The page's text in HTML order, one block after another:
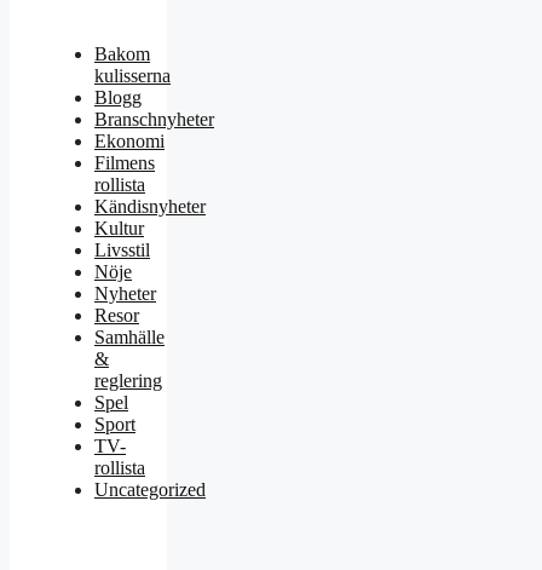
Bakom
kulisserna
Blogg
Branschnyheter
Ekonomi
Filmens
rollista
Kändisnyheter
Kultur
Livsstil
Nöje
Nyheter
Resor
Samhälle
&
reglering
Spel
Sport
TV-
rollista
Uncategorized